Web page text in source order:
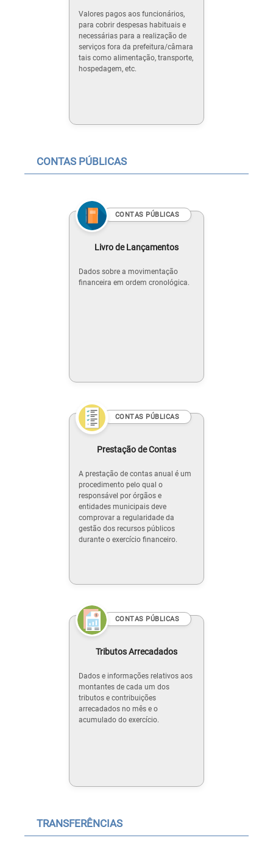
Valores pagos aos funcionários,
para cobrir despesas habituais e
necessárias para a realização de
serviços fora da prefeitura/câmara
tais como alimentação, transporte,
hospedagem, etc.
CONTAS PÚBLICAS
CONTAS PÚBLICAS
Livro de Lançamentos
Dados sobre a movimentação
financeira em ordem cronológica.
CONTAS PÚBLICAS
Prestação de Contas
A prestação de contas anual é um
procedimento pelo qual o
responsável por órgãos e
entidades municipais deve
comprovar a regularidade da
gestão dos recursos públicos
durante o exercício financeiro.
CONTAS PÚBLICAS
Tributos Arrecadados
Dados e informações relativos aos
montantes de cada um dos
tributos e contribuições
arrecadados no mês e o
acumulado do exercício.
TRANSFERÊNCIAS